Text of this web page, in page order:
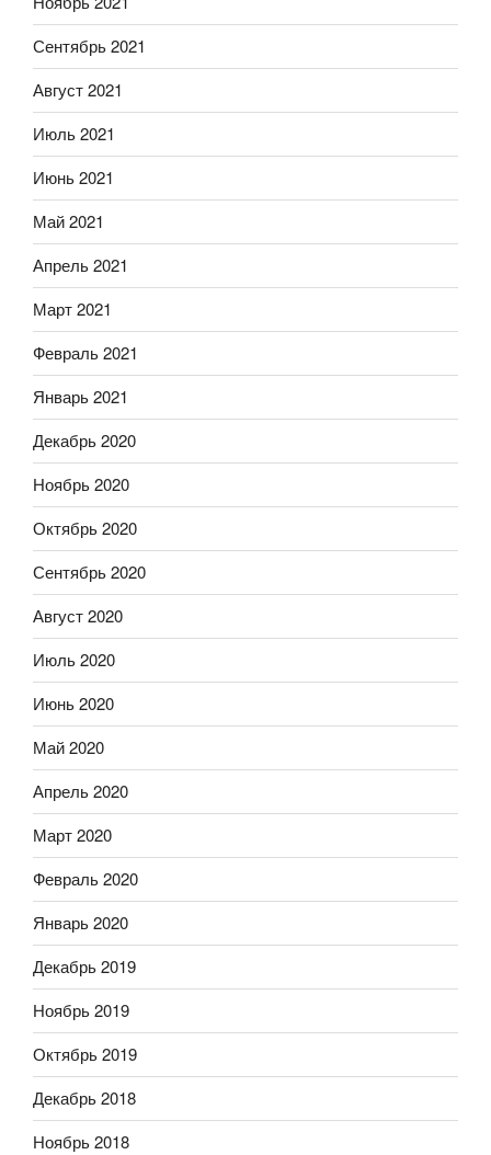
Сентябрь 2021
Август 2021
Июль 2021
Июнь 2021
Май 2021
Апрель 2021
Март 2021
Февраль 2021
Январь 2021
Декабрь 2020
Ноябрь 2020
Октябрь 2020
Сентябрь 2020
Август 2020
Июль 2020
Июнь 2020
Май 2020
Апрель 2020
Март 2020
Февраль 2020
Январь 2020
Декабрь 2019
Ноябрь 2019
Октябрь 2019
Декабрь 2018
Ноябрь 2018